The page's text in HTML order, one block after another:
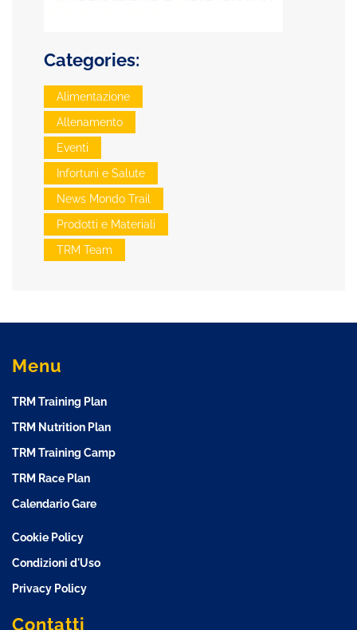
Categories:
Alimentazione
Allenamento
Eventi
Infortuni e Salute
News Mondo Trail
Prodotti e Materiali
TRM Team
Menu
TRM Training Plan
TRM Nutrition Plan
TRM Training Camp
TRM Race Plan
Calendario Gare
Cookie Policy
Condizioni d'Uso
Privacy Policy
Contatti